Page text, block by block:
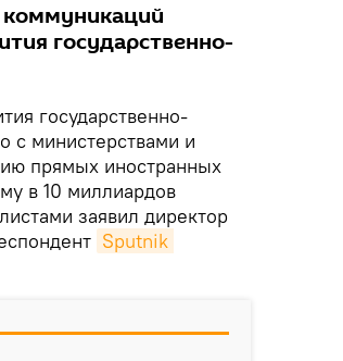
государственно-
государственно-
с министерствами и
прямых иностранных
в 10 миллиардов
заявил директор
Sputnik